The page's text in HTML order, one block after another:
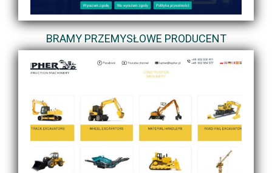
BRAMY PRZEMYSŁOWE PRODUCENT